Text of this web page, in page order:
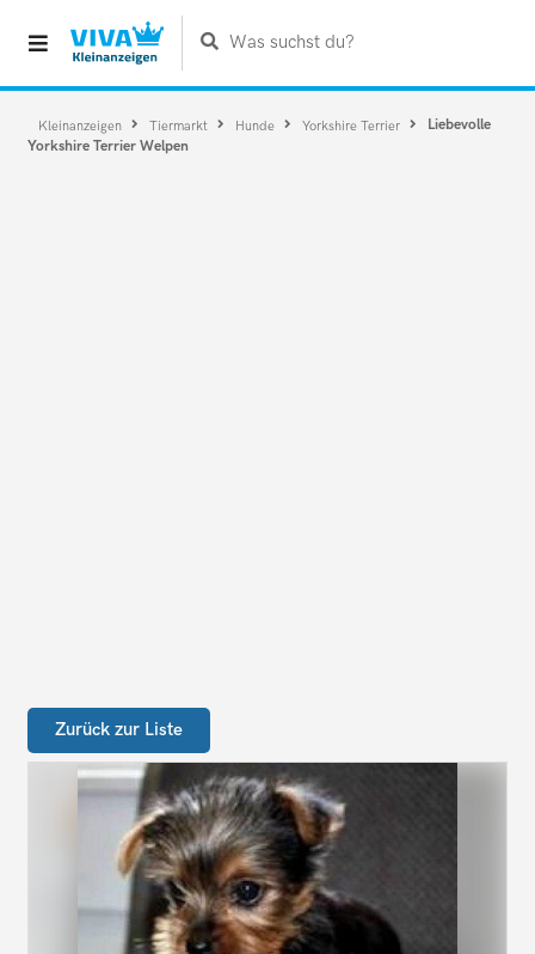
Was suchst du?
Kleinanzeigen Tiermarkt Hunde Yorkshire Terrier
Liebevolle
Yorkshire Terrier Welpen
Zurück zur Liste